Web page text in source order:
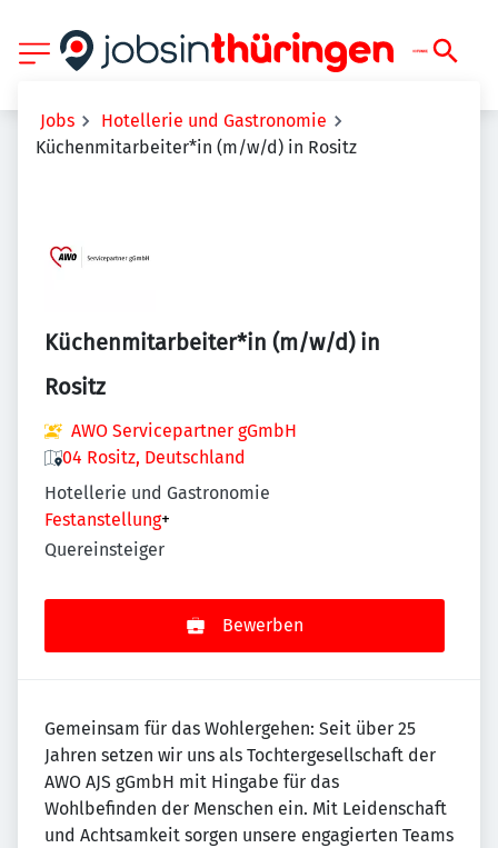
Jobs
Hotellerie und Gastronomie
Küchenmitarbeiter*in (m/w/d) in Rositz
Küchenmitarbeiter*in (m/w/d) in
Rositz
AWO Servicepartner gGmbH
04 Rositz, Deutschland
Hotellerie und Gastronomie
Festanstellung+
Quereinsteiger
Bewerben
Gemeinsam für das Wohlergehen: Seit über 25
Jahren setzen wir uns als Tochtergesellschaft der
AWO AJS gGmbH mit Hingabe für das
Wohlbefinden der Menschen ein. Mit Leidenschaft
und Achtsamkeit sorgen unsere engagierten Teams